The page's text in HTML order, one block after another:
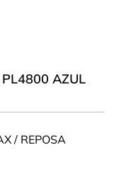
PL4800 AZUL
/ REPOSA